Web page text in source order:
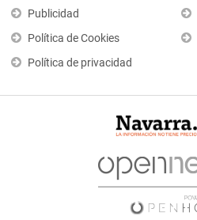
Publicidad
Política de Cookies
Política de privacidad